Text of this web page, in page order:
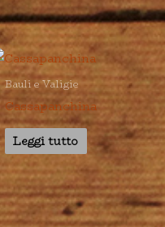
Bauli e Valigie
Cassapanchina
Leggi tutto